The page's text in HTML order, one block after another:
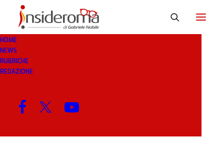
HOME
NEWS
RUBRICHE
REDAZIONE
OSSERVATORI
MENU